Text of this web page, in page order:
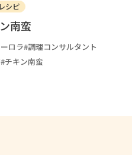
シピ
南蛮
ロラ 調理コンサルタント
チキン南蛮